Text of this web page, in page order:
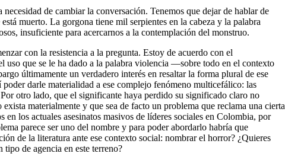
necesidad de cambiar la conversación. Tenemos que dejar de hablar de
muerto. La gorgona tiene mil serpientes en la cabeza y la palabra
insuficiente para acercarnos a la contemplación del monstruo.
con la resistencia a la pregunta. Estoy de acuerdo con el
uso que se le ha dado a la palabra violencia —sobre todo en el contexto
últimamente un verdadero interés en resaltar la forma plural de ese
poder darle materialidad a ese complejo fenómeno multicefálico: las
otro lado, que el significante haya perdido su significado claro no
materialmente y que sea de facto un problema que reclama una cierta
los actuales asesinatos masivos de líderes sociales en Colombia, por
parece ser uno del nombre y para poder abordarlo habría que
de la literatura ante ese contexto social: nombrar el horror? ¿Quieres
de agencia en este terreno?